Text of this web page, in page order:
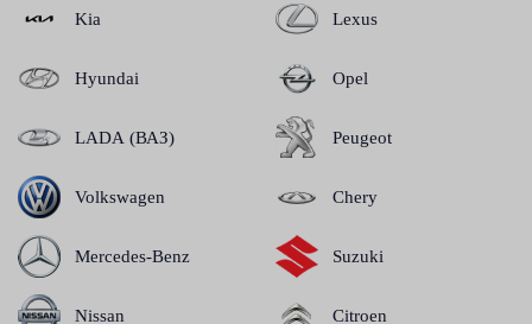
Kia
Hyundai
LADA (ВАЗ)
Volkswagen
Mercedes-Benz
Nissan
Lexus
Opel
Peugeot
Chery
Suzuki
Citroen